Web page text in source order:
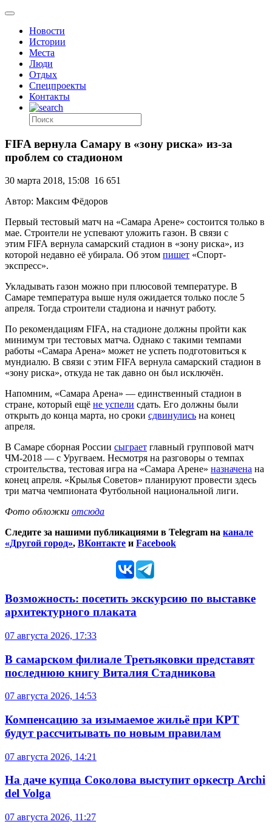
Новости
Истории
Места
Люди
Отдых
Спецпроекты
Контакты
FIFA вернула Самару в «зону риска» из-за
проблем со стадионом
30 марта 2018, 15:08 16 651
Автор: Максим Фёдоров
Первый тестовый матч на «Самара Арене» состоится только в
мае. Строители не успевают уложить газон. В связи с
этим FIFA вернула самарский стадион в «зону риска», из
которой недавно её убирала. Об этом пишет «Спорт-
экспресс».
Укладывать газон можно при плюсовой температуре. В
Самаре температура выше нуля ожидается только после 5
апреля. Тогда строители стадиона и начнут работу.
По рекомендациям FIFA, на стадионе должны пройти как
минимум три тестовых матча. Однако с такими темпами
работы «Самара Арена» может не успеть подготовиться к
мундиалю. В связи с этим FIFA вернула самарский стадион в
«зону риска», откуда не так давно он был исключён.
Напомним, «Самара Арена» — единственный стадион в
стране, который ещё не успели сдать. Его должны были
открыть до конца марта, но сроки сдвинулись на конец
апреля.
В Самаре сборная России сыграет главный групповой матч
ЧМ-2018 — с Уругваем. Несмотря на разговоры о темпах
строительства, тестовая игра на «Самара Арене» назначена на
конец апреля. «Крылья Советов» планируют провести здесь
три матча чемпионата Футбольной национальной лиги.
Фото обложки отсюда
Следите за нашими публикациями в Telegram на канале
«Другой город», ВКонтакте и Facebook
Возможность: посетить экскурсию по выставке
архитектурного плаката
07 августа 2026, 17:33
В самарском филиале Третьяковки представят
последнюю книгу Виталия Стадникова
07 августа 2026, 14:53
Компенсацию за изымаемое жильё при КРТ
будут рассчитывать по новым правилам
07 августа 2026, 14:21
На даче купца Соколова выступит оркестр Archi
del Volga
07 августа 2026, 11:27